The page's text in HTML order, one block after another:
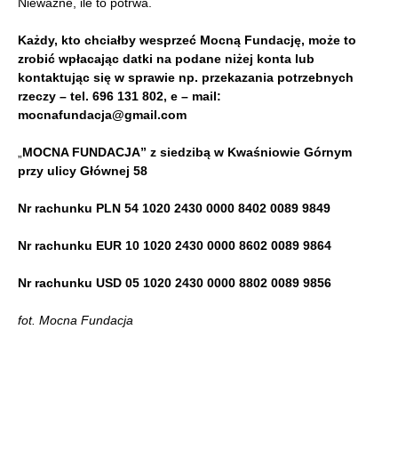
Nieważne, ile to potrwa.
Każdy, kto chciałby wesprzeć Mocną Fundację, może to
zrobić wpłacając datki na podane niżej konta lub
kontaktując się w sprawie np. przekazania potrzebnych
rzeczy – tel. 696 131 802, e – mail:
mocnafundacja@gmail.com
„MOCNA FUNDACJA” z siedzibą w Kwaśniowie Górnym
przy ulicy Głównej 58
Nr rachunku PLN 54 1020 2430 0000 8402 0089 9849
Nr rachunku EUR 10 1020 2430 0000 8602 0089 9864
Nr rachunku USD 05 1020 2430 0000 8802 0089 9856
fot. Mocna Fundacja